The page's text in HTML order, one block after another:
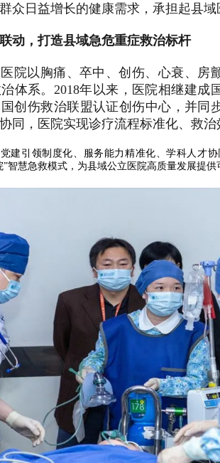
众日益增长的健康需求，承担起县域
动，打造县域急危重症救治标杆
院以胸痛、卒中、创伤、心衰、房
体系。2018年以来，医院相继建成
创伤救治联盟认证创伤中心，并同
同，医院实现诊疗流程标准化、救治
建引领制度化、服务能力精准化、学科人才
智慧急救模式，为县域公立医院高质量发展提供